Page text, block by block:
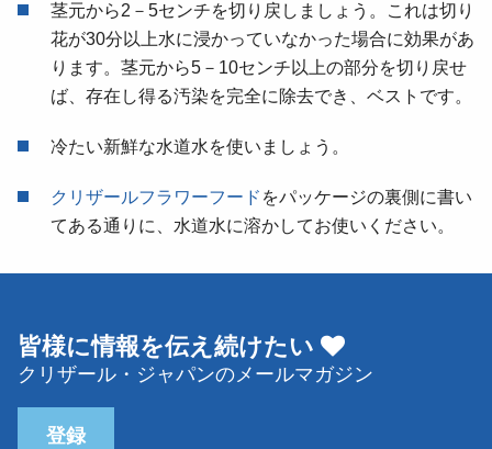
茎元から2－5センチを切り戻しましょう。これは切り
花が30分以上水に浸かっていなかった場合に効果があ
ります。茎元から5－10センチ以上の部分を切り戻せ
ば、存在し得る汚染を完全に除去でき、ベストです。
冷たい新鮮な水道水を使いましょう。
クリザールフラワーフード をパッケージの裏側に書い
てある通りに、水道水に溶かしてお使いください。
皆様に情報を伝え続けたい
クリザール・ジャパンのメールマガジン
登録